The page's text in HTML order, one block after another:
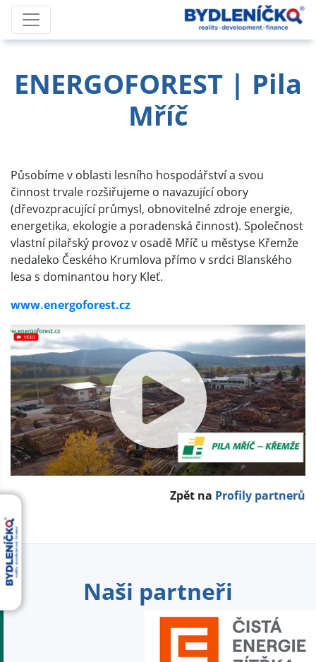
ENERGOFOREST | Pila
Mříč
Působíme v oblasti lesního hospodářství a svou
činnost trvale rozšiřujeme o navazující obory
(dřevozpracující průmysl, obnovitelné zdroje energie,
energetika, ekologie a poradenská činnost). Společnost
vlastní pilařský provoz v osadě Mříč u městyse Křemže
nedaleko Českého Krumlova přímo v srdci Blanského
lesa s dominantou hory Kleť.
www.energoforest.cz
Zpět na Profily partnerů
Naši partneři